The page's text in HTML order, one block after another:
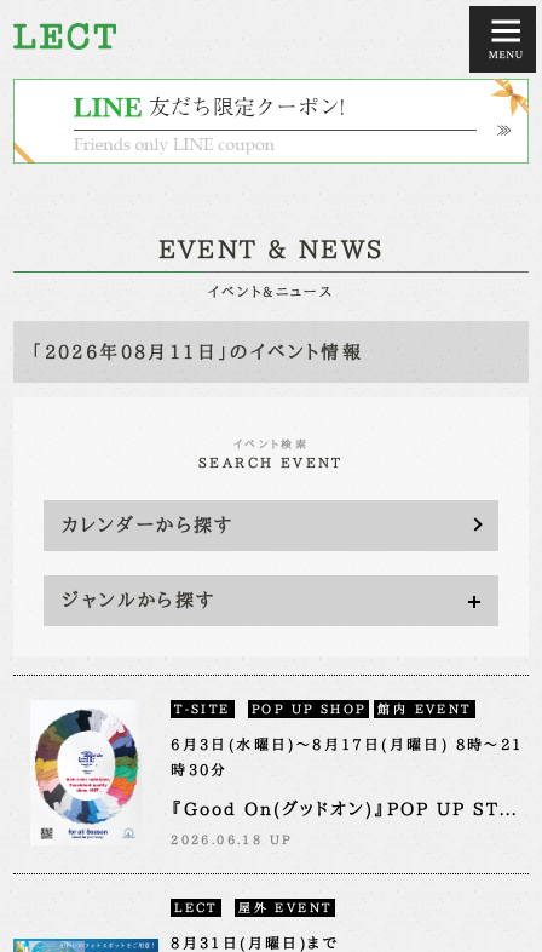
EVENT & NEWS
イベント&ニュース
「2026年08月11日」のイベント情報
イベント検索
SEARCH EVENT
カレンダーから探す
ジャンルから探す
T-SITE POP UP SHOP 館内 EVENT
6月3日(水曜日)～8月17日(月曜日) 8時～21
時30分
『Good On(グッドオン)』POP UP ST...
2026.06.18 UP
LECT 屋外 EVENT
8月31日(月曜日)まで